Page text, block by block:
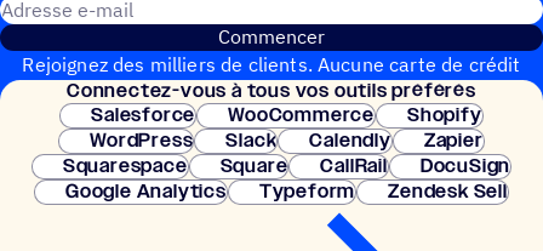
Commencer
Rejoignez des milliers de clients. Aucune carte de crédit
nécessaire. Configuration instantanée.
Connec­tez-vous à tous vos outils préférés
Salesforce
WooCommerce
Shopify
WordPress
Slack Calendly
Zapier
Squarespace
Square CallRail
DocuSign
Google Analytics
Typeform Zendesk Sell